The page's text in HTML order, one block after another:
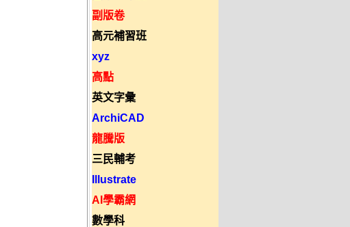
副版卷
高元補習班
xyz
高點
英文字彙
ArchiCAD
龍騰版
三民輔考
Illustrate
AI學霸網
數學科